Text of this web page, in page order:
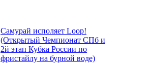
Самурай исполяет Loop!
(Открытый Чемпионат СПб и
2й этап Кубка России по
фристайлу на бурной воде)